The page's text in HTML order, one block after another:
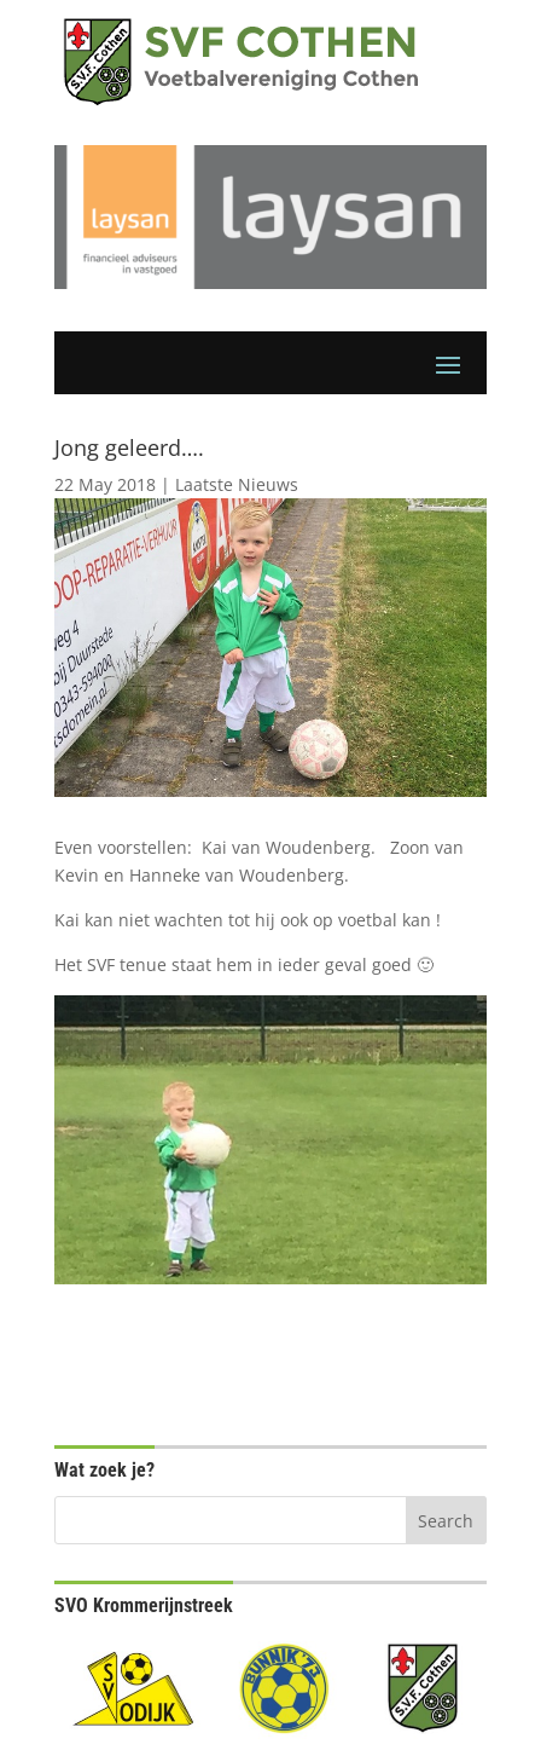
Jong geleerd….
22 May 2018| Laatste Nieuws
Even voorstellen: Kai van Woudenberg. Zoon van
Kevin en Hanneke van Woudenberg.
Kai kan niet wachten tot hij ook op voetbal kan !
Het SVF tenue staat hem in ieder geval goed 🙂
Wat zoek je?
SVO Krommerijnstreek